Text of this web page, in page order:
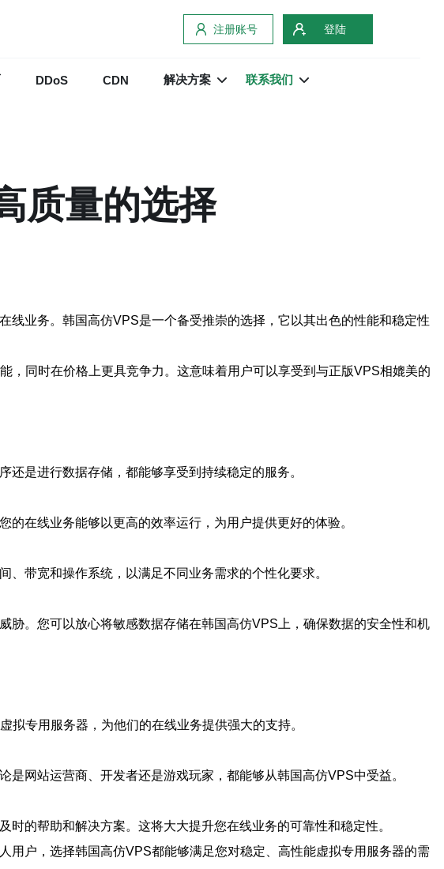
注册账号 登陆
DDoS CDN 解决方案 联系我们
质量的选择
业务。韩国高仿VPS是一个备受推崇的选择，它以其出色的性能和稳定性
同时在价格上更具竞争力。这意味着用户可以享受到与正版VPS相媲美的
是进行数据存储，都能够享受到持续稳定的服务。
在线业务能够以更高的效率运行，为用户提供更好的体验。
带宽和操作系统，以满足不同业务需求的个性化要求。
。您可以放心将敏感数据存储在韩国高仿VPS上，确保数据的安全性和机
专用服务器，为他们的在线业务提供强大的支持。
网站运营商、开发者还是游戏玩家，都能够从韩国高仿VPS中受益。
的帮助和解决方案。这将大大提升您在线业务的可靠性和稳定性。
户，选择韩国高仿VPS都能够满足您对稳定、高性能虚拟专用服务器的需